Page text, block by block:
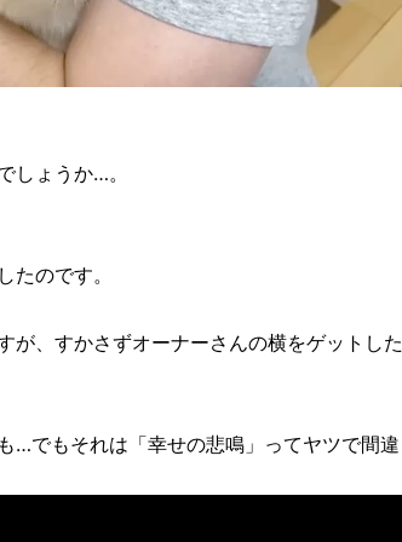
しょうか…。
たのです。
が、すかさずオーナーさんの横をゲットした
…でもそれは「幸せの悲鳴」ってヤツで間違